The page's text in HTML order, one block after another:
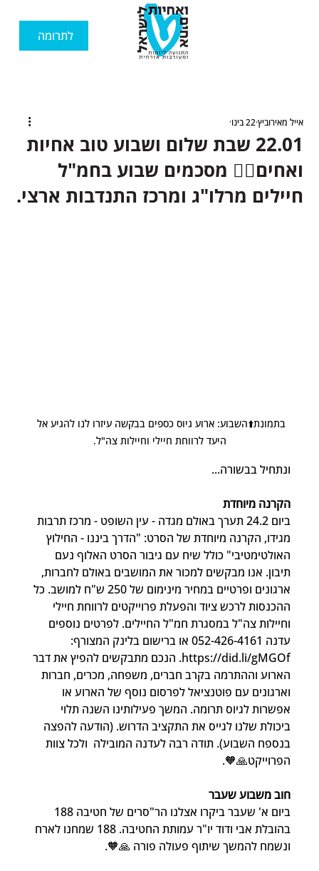
לתרומה
22.01 שבת שלום ושבוע טוב אחיות
ואחים🙋‍♂️ מסכמים שבוע בחמ"ל
חיילים מרלו"ג ומרכז התנדבות ארצי.
אייל מאירוביץ22 בינו׳
בתמונת⬆️השבוע: ארוע גיוס כספים בבקשה עיזרו לנו להגיע אל
היעד לרווחת חיילי וחיילות צה"ל.
ונתחיל בבשורה...
הקרנה מיוחדת
ביום 24.2 תערך באולם מגדה - עין השופט - מרכז תרבות
מגידו, הקרנה מיוחדת של הסרט: "הדרך ביננו - החילוץ
האולטימטיבי" כולל שיח עם גיבור הסרט האלוף נעם
תיבון. אנו מבקשים למכור את המושבים באולם לחברות,
ארגונים ופרטיים במחיר מינימום של 250 ש"ח למושב. כל
ההכנסות לרכש ציוד והפעלת פרוייקטים לרווחת חיילי
וחיילות צה"ל במסגרת חמ"ל החיילים. לפרטים נוספים
עדנה 052-426-4161 או ברישום בלינק המצורף:
https://did.li/gMGOf. הנכם מתבקשים להפיץ את דבר
הארוע וההתרמה בקרב חברים, משפחה, מכרים, חברות
וארגונים עם פוטנציאל לפרסום נוסף של הארוע או
אפשרות לגיוס תרומה. המשך פעילותינו השנה תלוי
ביכולת שלנו לגייס את התקציב הדרוש. (הודעה להפצה
בנספח השבוע). תודה רבה לעדנה המובילה  ולכל צוות
הפרוייקט🙏🧡.
חוב משבוע שעבר
בהובלת אבי ודוד יו"ר עמותת החטיבה. 188 שמחנו לארח
ונשמח להמשך שיתוף פעולה פורה 🙏🧡.